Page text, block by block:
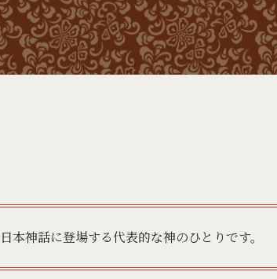
神話に登場する代表的な神のひとりです。